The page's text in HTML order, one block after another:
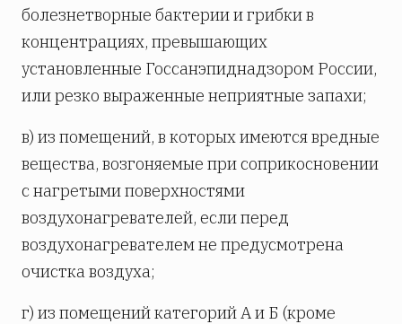
болезнетворные бактерии и грибки в
концентрациях, превышающих
установленные Госсанэпиднадзором России,
или резко выраженные неприятные запахи;
в) из помещений, в которых имеются вредные
вещества, возгоняемые при соприкосновении
с нагретыми поверхностями
воздухонагревателей, если перед
воздухонагревателем не предусмотрена
очистка воздуха;
г) из помещений категорий А и Б (кроме